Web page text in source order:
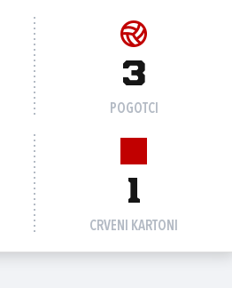
3
POGOTCI
1
CRVENI KARTONI